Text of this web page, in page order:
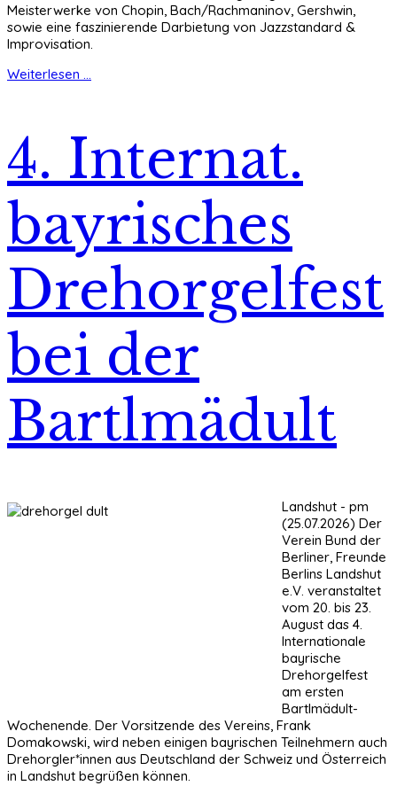
Meisterwerke von Chopin, Bach/Rachmaninov, Gershwin,
sowie eine faszinierende Darbietung von Jazzstandard &
Improvisation.
Weiterlesen ...
4. Internat.
bayrisches
Drehorgelfest
bei der
Bartlmädult
Landshut - pm
(25.07.2026) Der
Verein Bund der
Berliner, Freunde
Berlins Landshut
e.V. veranstaltet
vom 20. bis 23.
August das 4.
Internationale
bayrische
Drehorgelfest
am ersten
Bartlmädult-
Wochenende. Der Vorsitzende des Vereins, Frank
Domakowski, wird neben einigen bayrischen Teilnehmern auch
Drehorgler*innen aus Deutschland der Schweiz und Österreich
in Landshut begrüßen können.